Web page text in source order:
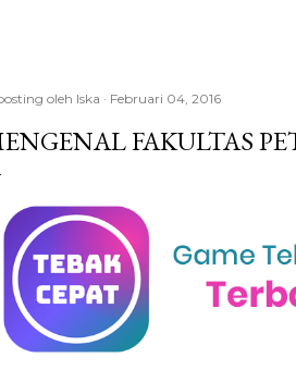
oleh Iska Februari 04, 2016
FAKULTAS